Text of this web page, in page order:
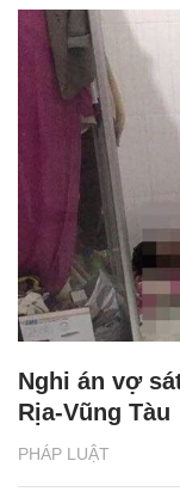
PHÁP LUẬT
Nghi án vợ
Rịa-Vũng Tàu